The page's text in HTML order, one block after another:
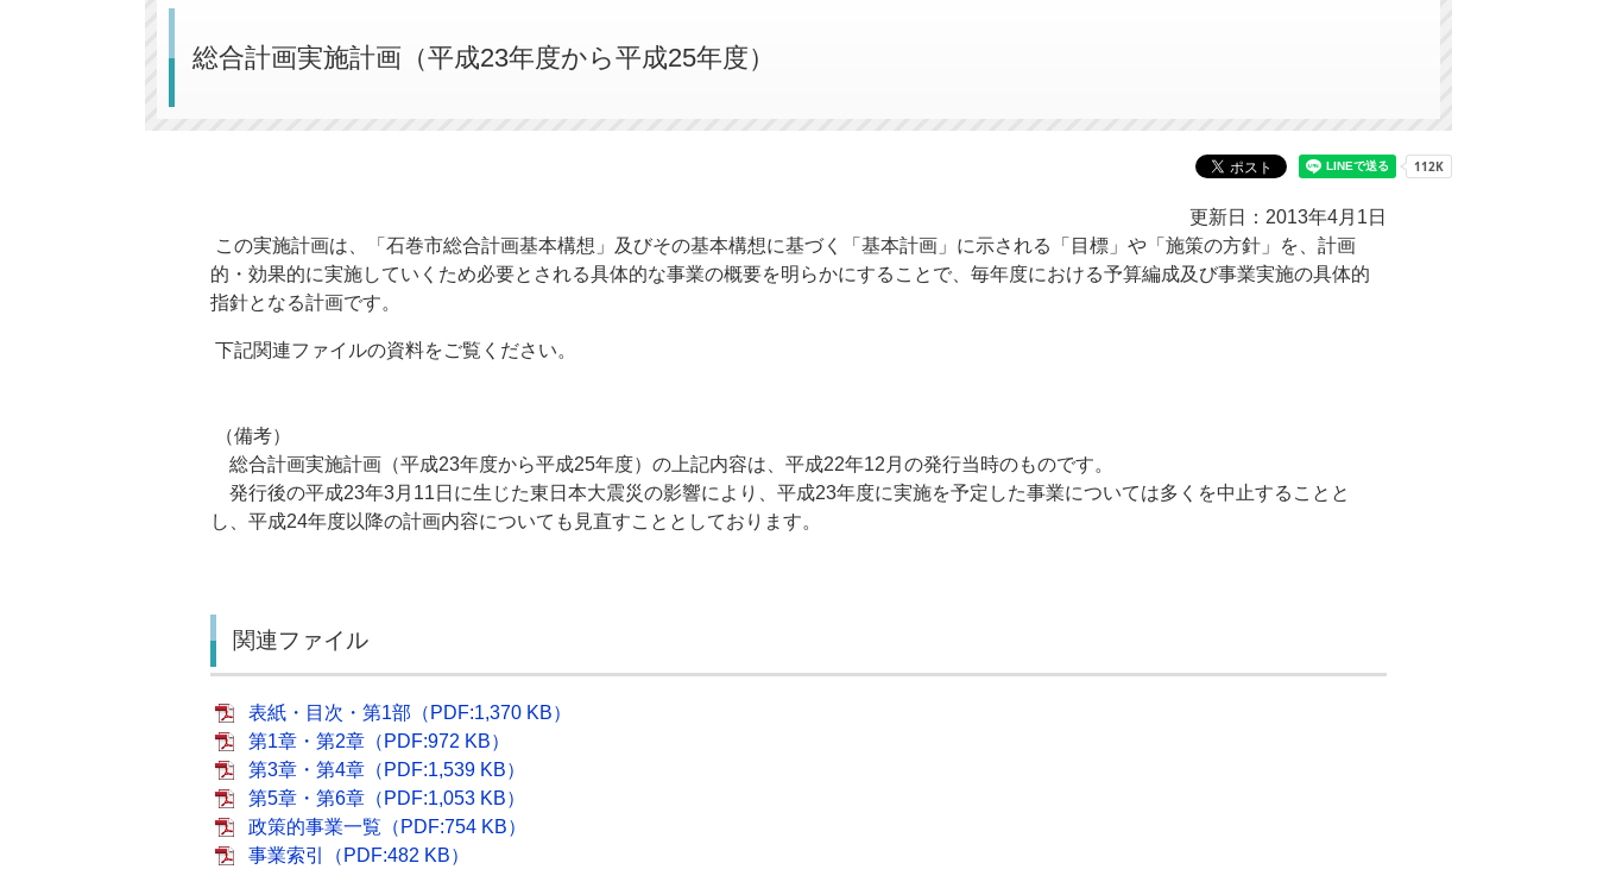
総合計画実施計画（平成23年度から平成25年度）
更新日：2013年4月1日
この実施計画は、「石巻市総合計画基本構想」及びその基本構想に基づく「基本計画」に示される「目標」や「施策の方針」を、計画
的・効果的に実施していくため必要とされる具体的な事業の概要を明らかにすることで、毎年度における予算編成及び事業実施の具体的
指針となる計画です。
下記関連ファイルの資料をご覧ください。
（備考）
総合計画実施計画（平成23年度から平成25年度）の上記内容は、平成22年12月の発行当時のものです。
発行後の平成23年3月11日に生じた東日本大震災の影響により、平成23年度に実施を予定した事業については多くを中止することと
し、平成24年度以降の計画内容についても見直すこととしております。
関連ファイル
表紙・目次・第1部（PDF:1,370 KB）
第1章・第2章（PDF:972 KB）
第3章・第4章（PDF:1,539 KB）
第5章・第6章（PDF:1,053 KB）
政策的事業一覧（PDF:754 KB）
事業索引（PDF:482 KB）